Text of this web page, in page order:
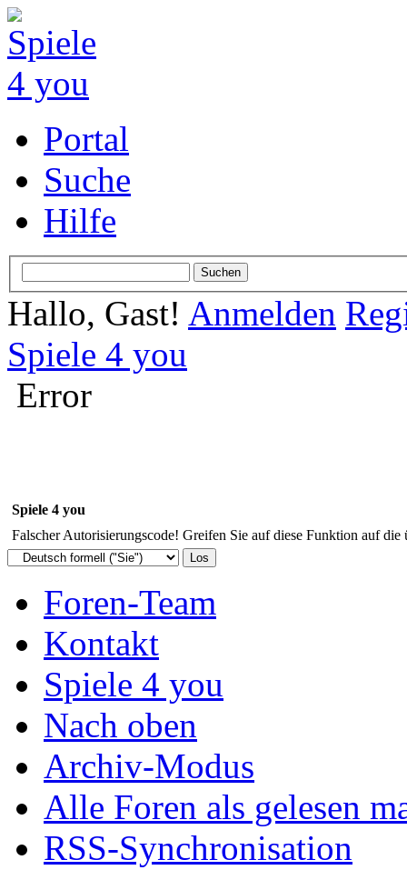
Portal
Suche
Hilfe
Hallo, Gast! Anmelden
Spiele 4 you
Error
Spiele 4 you
Falscher Autorisierungscode! Greifen Sie auf diese Funktion auf
Foren-Team
Kontakt
Spiele 4 you
Nach oben
Archiv-Modus
Alle Foren als gelesen
RSS-Synchronisation